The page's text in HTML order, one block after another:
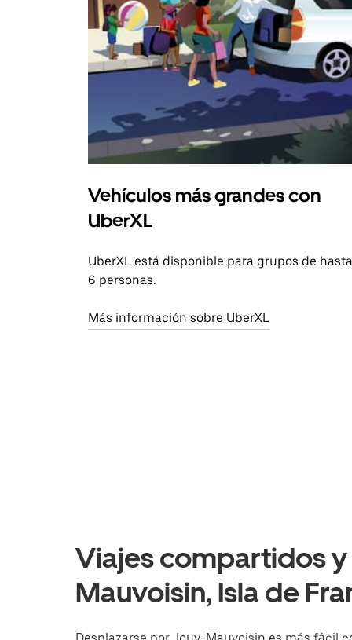
Vehículos más grandes con
UberXL
UberXL está disponible para grupos de hasta
6 personas.
Más información sobre UberXL
Viajes compartidos
Mauvoisin, Isla de